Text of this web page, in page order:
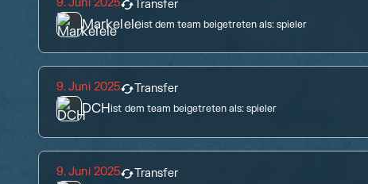
9. Juni 2025 Transfer
Markeleleist dem team beigetreten als: spieler
9. Juni 2025 Transfer
DCHist dem team beigetreten als:spieler
9. Juni 2025 Transfer